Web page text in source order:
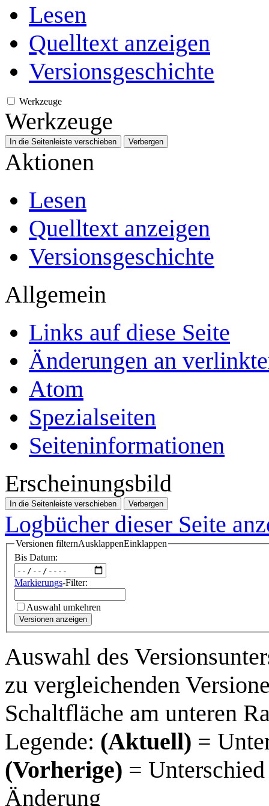
Lesen
Quelltext anzeigen
Versionsgeschichte
Werkzeuge
Werkzeuge
In die Seitenleiste verschieben Verbergen
Aktionen
Lesen
Quelltext anzeigen
Versionsgeschichte
Allgemein
Links auf diese Seite
Änderungen an
Atom
Spezialseiten
Seiten­­informationen
Erscheinungsbild
In die Seitenleiste verschieben Verbergen
Logbücher dieser Seite
Versionen filternAusklappenEinklappen
Bis Datum:
Markierungs-Filter:
Auswahl umkehren
Versionen anzeigen
Auswahl des
zu vergleichenden
Schaltfläche am unteren
Legende: (Aktuell) =
(Vorherige) =
Änderung